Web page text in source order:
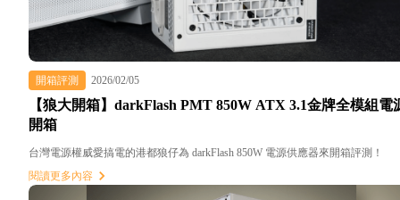
開箱評測 2026/02/05
【狼大開箱】darkFlash PMT 850W ATX 3.1金牌全模組電
開箱
台灣電源權威愛搞電的港都狼仔為 darkFlash 850W 電源供應器來開箱評測！
閱讀更多內容